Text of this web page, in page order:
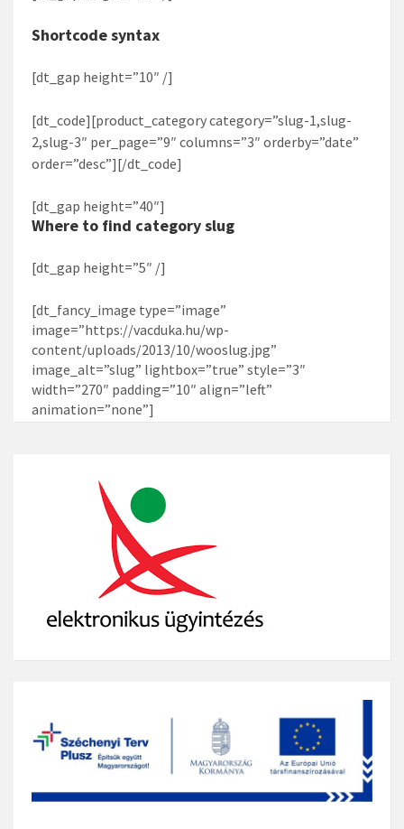
Shortcode syntax
[dt_gap height=”10″ /]
[dt_code][product_category category=”slug-1,slug-
2,slug-3″ per_page=”9″ columns=”3″ orderby=”date”
order=”desc”][/dt_code]
[dt_gap height=”40″]
Where to find category slug
[dt_gap height=”5″ /]
[dt_fancy_image type=”image”
image=”https://vacduka.hu/wp-
content/uploads/2013/10/wooslug.jpg”
image_alt=”slug” lightbox=”true” style=”3″
width=”270″ padding=”10″ align=”left”
animation=”none”]